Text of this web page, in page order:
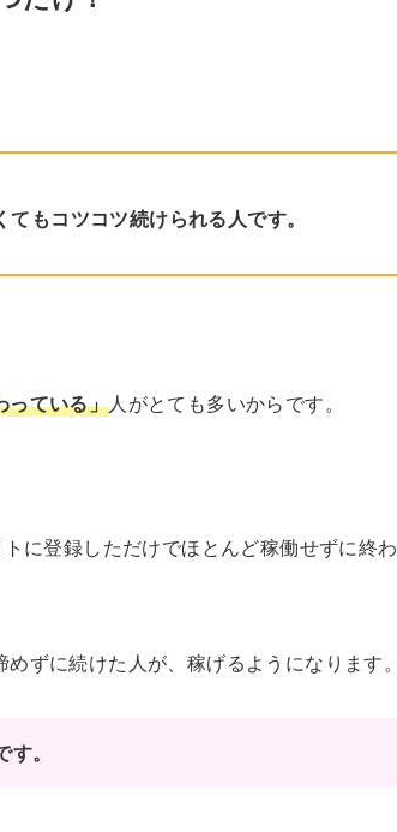
もコツコツ続けられる人です。
っている」人がとても多いからです。
に登録しただけでほとんど稼働せずに終わ
ずに続けた人が、稼げるようになります。
。